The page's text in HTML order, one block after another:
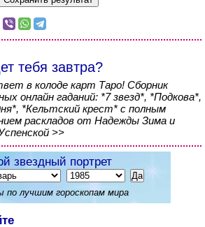
тебя завтра?
в колоде карт Таро! Сборник
онлайн гаданий: *7 звезд*, *Подкова*,
*Кельтский крест* с полным
раскладов от Надежды Зима и
>>
звездный портрет
лучшим гороскопам мира